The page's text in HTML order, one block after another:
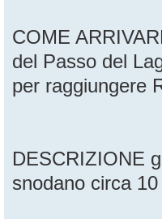
COME
del Passo del
per raggiungere
DESCRIZIONE
snodano circa